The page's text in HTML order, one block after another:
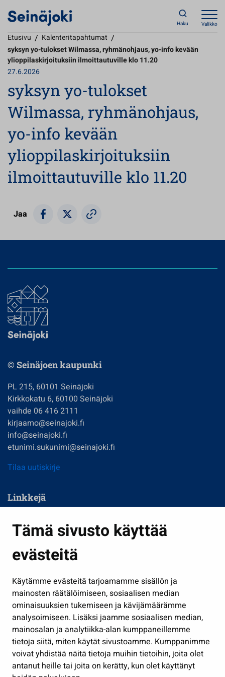
Tämä sivusto käyttää
evästeitä
Käytämme evästeitä tarjoamamme sisällön ja
mainosten räätälöimiseen, sosiaalisen median
ominaisuuksien tukemiseen ja kävijämäärämme
analysoimiseen. Lisäksi jaamme sosiaalisen median,
mainosalan ja analytiikka-alan kumppaneillemme
tietoja siitä, miten käytät sivustoamme. Kumppanimme
voivat yhdistää näitä tietoja muihin tietoihin, joita olet
antanut heille tai joita on kerätty, kun olet käyttänyt
Haku Valikko
Etusivu / Kalenteritapahtumat /
syksyn yo-tulokset Wilmassa, ryhmänohjaus, yo-info kevään
ylioppilaskirjoituksiin ilmoittautuville klo 11.20
27.6.2026
syksyn yo-tulokset
Wilmassa, ryhmänohjaus,
yo-info kevään
ylioppilaskirjoituksiin
ilmoittautuville klo 11.20
Jaa
© Seinäjoen kaupunki
PL 215, 60101 Seinäjoki
Kirkkokatu 6, 60100 Seinäjoki
vaihde 06 416 2111
kirjaamo@seinajoki.fi
info@seinajoki.fi
etunimi.sukunimi@seinajoki.fi
Tilaa uutiskirje
Linkkejä
Kasvatus ja opetus
Kulttuuri ja liikunta
Työ ja yrittäminen
Osallistu ja asioi
Näytä omat evästeasetukseni
Seuraa meitä